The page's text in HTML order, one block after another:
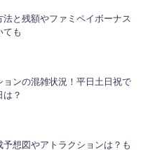
と残額やファミペイボーナス
ても
ョンの混雑状況！平日土日祝で
は？
予想図やアトラクションは？も